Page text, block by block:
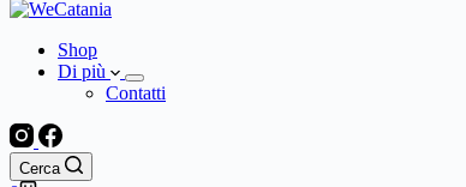
Shop
Di più
Contatti
Cerca